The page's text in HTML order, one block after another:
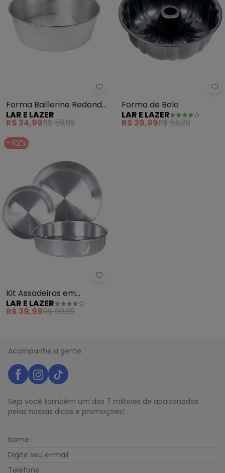
Lar e Lazer - Forma Baillerine
Forma Baillerine Redonda
para Bolo 24 cm 1 Peça
LAR E LAZER
R$ 34,99R$ 59,99
Forma de Bolo
LAR E LAZER
R$ 39,99R$ 89,99
-42%
Lar e Lazer - Kit Assadeiras em
Kit Assadeiras em
Alumínio (Redondas) 3
Peças
LAR E LAZER
R$ 39,99R$ 69,99
Acompanhe a gente
Seja você também um dos 7 milhões de apaixonados
pelas nossas dicas e promoções!
Nome
Digite seu e-mail
Telefone